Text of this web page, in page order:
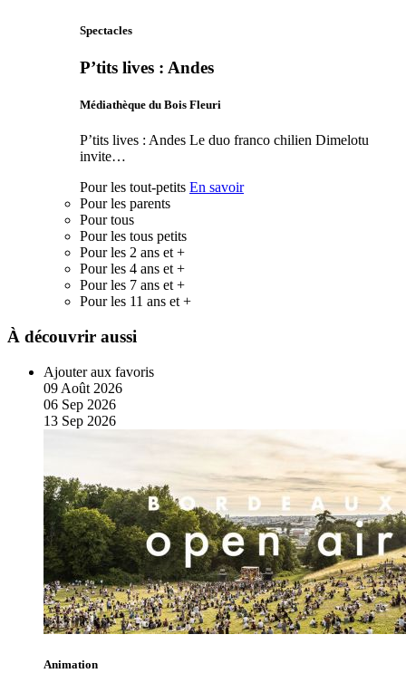
Spectacles
P’tits lives : Andes
Médiathèque du Bois Fleuri
P’tits lives : Andes Le duo franco chilien Dimelotu
invite…
Pour les tout-petits En savoir
Pour les parents
Pour tous
Pour les tous petits
Pour les 2 ans et +
Pour les 4 ans et +
Pour les 7 ans et +
Pour les 11 ans et +
À découvrir aussi
Ajouter aux favoris
09 Août 2026
06 Sep 2026
13 Sep 2026
Animation